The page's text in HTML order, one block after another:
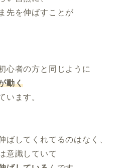
先を伸ばすことが
心者の方と同じように
動く
います。
ばしてくれてるのはなく、
意識していて